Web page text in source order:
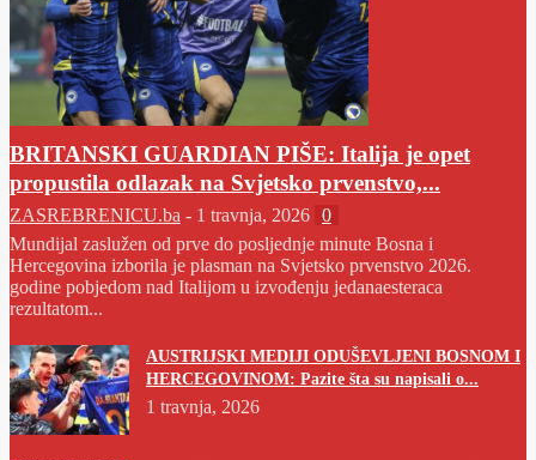
BRITANSKI GUARDIAN PIŠE: Italija je opet
propustila odlazak na Svjetsko prvenstvo,...
ZASREBRENICU.ba - 1 travnja, 2026 0
Mundijal zaslužen od prve do posljednje minute Bosna i
Hercegovina izborila je plasman na Svjetsko prvenstvo 2026.
godine pobjedom nad Italijom u izvođenju jedanaesteraca
rezultatom...
AUSTRIJSKI MEDIJI ODUŠEVLJENI BOSNOM I
HERCEGOVINOM: Pazite šta su napisali o...
1 travnja, 2026